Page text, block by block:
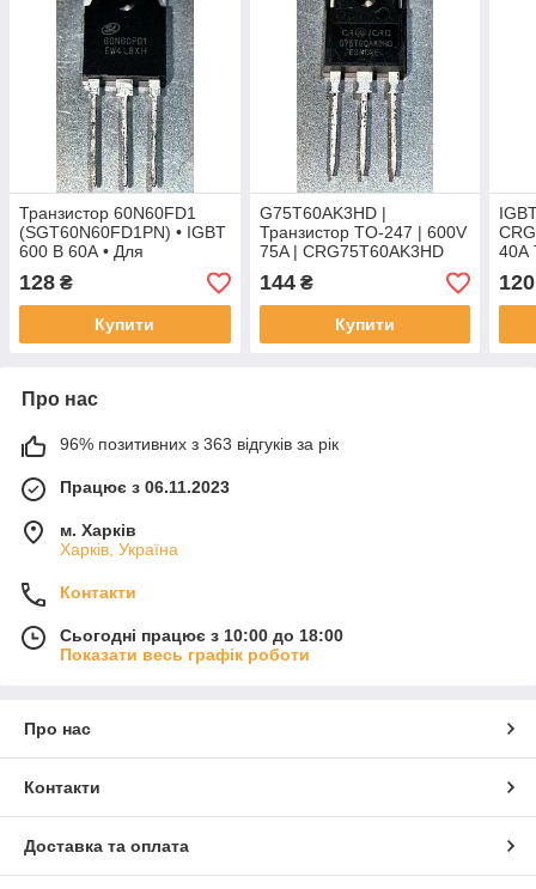
Транзистор 60N60FD1
(SGT60N60FD1PN) • IGBT
600 В 60А • Для
інверторних зварювальних
апаратів
128 ₴
Купити
G75T60AK3HD |
Транзистор TO-247 | 600V
75A | CRG75T60AK3HD
144₴
Купити
40А
120
Про нас
96% позитивних з 363 відгуків за рік
Працює з 06.11.2023
м. Харків
Харків, Україна
Контакти
Сьогодні працює з 10:00 до 18:00
Показати весь графік роботи
Про нас
Контакти
Доставка та оплата